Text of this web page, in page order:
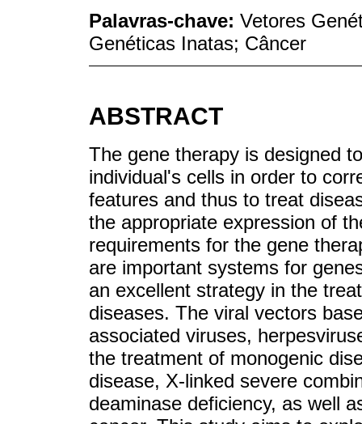
Palavras-chave: Vetores
Genéticas Inatas; Câncer
ABSTRACT
The gene therapy is designed
individual's cells in order to
features and thus to treat
the appropriate expression of
requirements for the gene
are important systems for
an excellent strategy in the
diseases. The viral vectors
associated viruses,
the treatment of monogenic
disease, X-linked severe
deaminase deficiency, as well